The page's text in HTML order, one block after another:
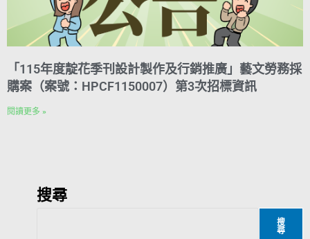
「115年度靛花季刊設計製作及行銷推廣」藝文勞務採
購案（案號：HPCF1150007）第3次招標資訊
閱讀更多 »
搜尋
搜
尋